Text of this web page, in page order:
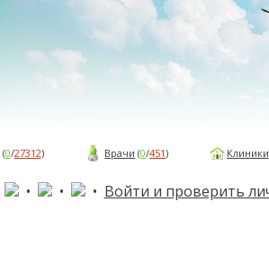
(0/27312) Врачи (0/451) Клиники
• • • Войти и проверить